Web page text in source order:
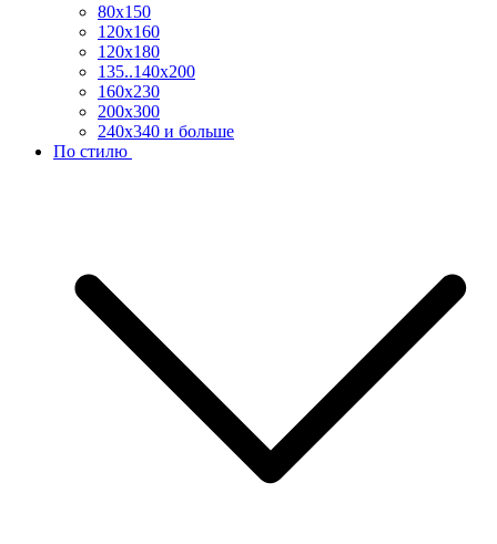
80х150
120х160
120х180
135..140х200
160х230
200х300
240х340 и больше
По стилю